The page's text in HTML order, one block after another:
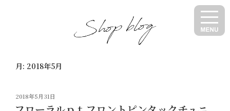
月: 2018年5月
投
稿
2018年5月31日